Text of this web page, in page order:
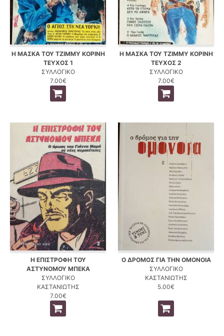
Η ΜΑΣΚΑ ΤΟΥ ΤΖΙΜΜΥ ΚΟΡΙΝΗ
ΤΕΥΧΟΣ 1
ΣΥΛΛΟΓΙΚΟ
7.00€
Η ΜΑΣΚΑ ΤΟΥ ΤΖΙΜΜΥ ΚΟΡΙΝΗ
ΤΕΥΧΟΣ 2
ΣΥΛΛΟΓΙΚΟ
7.00€
Η ΕΠΙΣΤΡΟΦΗ ΤΟΥ
ΑΣΤΥΝΟΜΟΥ ΜΠΕΚΑ
ΣΥΛΛΟΓΙΚΟ
ΚΑΣΤΑΝΙΩΤΗΣ
7.00€
Ο ΔΡΟΜΟΣ ΓΙΑ ΤΗΝ ΟΜΟΝΟΙΑ
ΣΥΛΛΟΓΙΚΟ
ΚΑΣΤΑΝΙΩΤΗΣ
5.00€